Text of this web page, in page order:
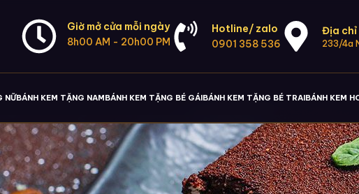
Giờ mở cửa mỗi ngày
8h00 AM - 20h00 PM
Hotline/ zalo
0901 358 536
Địa chỉ
233/4a
NỮBÁNH KEM TẶNG NAMBÁNH KEM TẶNG BÉ GÁIBÁNH KEM TẶNG BÉ TRAIBÁNH KEM